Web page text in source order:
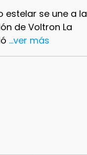
estelar se une a la
de Voltron La
...ver más